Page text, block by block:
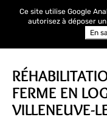
FERME EN
VILLENEUVE-
Ce site utilise Google
autorisez à déposer
En